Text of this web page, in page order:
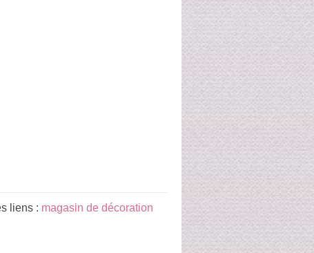
liens : magasin de décoration